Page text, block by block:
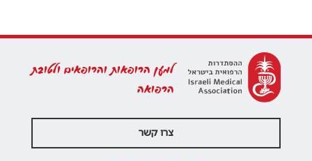
למען הרופאות והרופאים ולטובת
הרפואה
צרו קשר